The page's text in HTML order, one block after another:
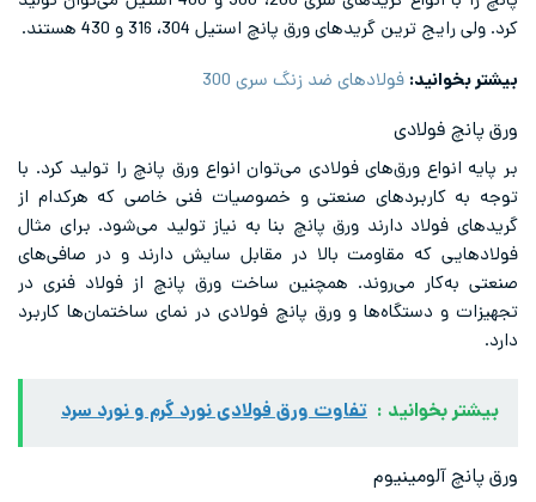
کرد. ولی رایج ترین گریدهای ورق پانچ استیل 304، 316 و 430 هستند.
بیشتر بخوانید: فولادهای ضد زنگ سری 300
ورق پانچ فولادی
بر پایه انواع ورق‌های فولادی می‌توان انواع ورق پانچ را تولید کرد. با
توجه به کاربردهای صنعتی و خصوصیات فنی خاصی که هرکدام از
گریدهای فولاد دارند ورق پانچ بنا به نیاز تولید می‌شود. برای مثال
فولادهایی که مقاومت بالا در مقابل سایش دارند و در صافی‌های
صنعتی به‌کار می‌روند. همچنین ساخت ورق پانچ از فولاد فنری در
تجهیزات و دستگاه‌ها و ورق پانچ فولادی در نمای ساختمان‌ها کاربرد
دارد.
بیشتر بخوانید : تفاوت ورق فولادی نورد گرم و نورد سرد
ورق پانچ آلومینیوم